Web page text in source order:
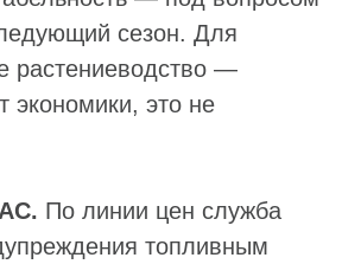
сезон. Для
растениеводство —
экономики, это не
По линии цен служба
топливным